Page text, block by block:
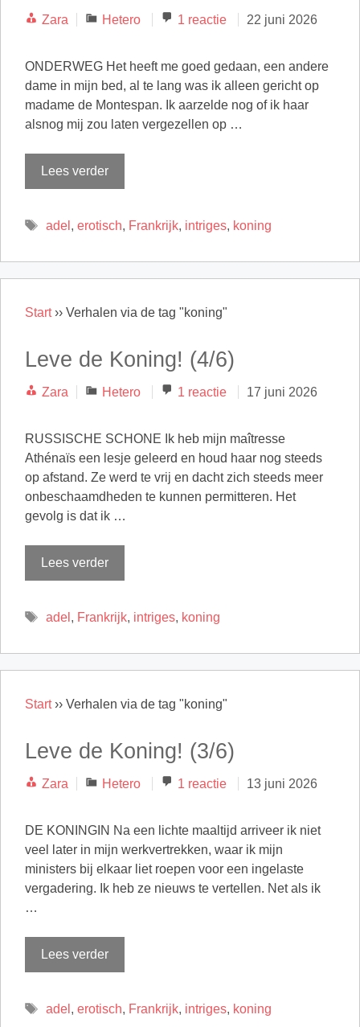
Zara Categorieën
Hetero 1 reactie 22 juni 2026
ONDERWEG Het heeft me goed gedaan, een andere
dame in mijn bed, al te lang was ik alleen gericht op
madame de Montespan. Ik aarzelde nog of ik haar
alsnog mij zou laten vergezellen op …
Lees verder
Tags
adel , erotisch, Frankrijk, intriges, koning
Start›› Verhalen via de tag "koning"
Leve de Koning! (4/6)
Zara Categorieën
Hetero 1 reactie 17 juni 2026
RUSSISCHE SCHONE Ik heb mijn maîtresse
Athénaïs een lesje geleerd en houd haar nog steeds
op afstand. Ze werd te vrij en dacht zich steeds meer
onbeschaamdheden te kunnen permitteren. Het
gevolg is dat ik …
Lees verder
Tags
adel , Frankrijk, intriges, koning
Start›› Verhalen via de tag "koning"
Leve de Koning! (3/6)
Zara Categorieën
Hetero 1 reactie 13 juni 2026
DE KONINGIN Na een lichte maaltijd arriveer ik niet
veel later in mijn werkvertrekken, waar ik mijn
ministers bij elkaar liet roepen voor een ingelaste
vergadering. Ik heb ze nieuws te vertellen. Net als ik
…
Lees verder
Tags
adel , erotisch, Frankrijk, intriges, koning